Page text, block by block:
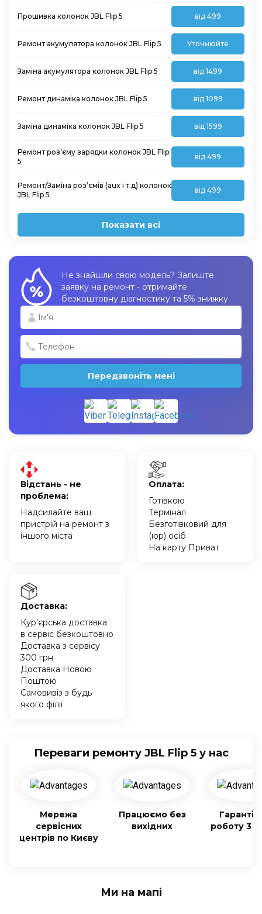
Прошивка колонок JBL Flip 5 від 499
Ремонт акумулятора колонок JBL Flip 5 Уточнюйте
Заміна акумулятора колонок JBL Flip 5 від 1499
Ремонт динаміка колонок JBL Flip 5 від 1099
Заміна динаміка колонок JBL Flip 5 від 1599
Ремонт роз’єму зарядки колонок JBL Flip
5
від 499
Ремонт/Заміна роз’ємів (aux і т.д) колонок
JBL Flip 5
від 499
Показати всі
Не знайшли свою модель? Залиште
заявку на ремонт - отримайте
безкоштовну діагностику та 5% знижку
Передзвоніть мені
Відстань - не
проблема:
Надсилайте ваш
пристрій на ремонт з
іншого міста
Оплата:
Готівкою
Термінал
Безготівковий для
(юр) осіб
На карту Приват
Доставка:
Кур'єрська доставка
в сервіс безкоштовно
Доставка з сервісу
300 грн
Доставка Новою
Поштою
Самовивіз з будь-
якого філії
Переваги ремонту JBL Flip 5 у нас
Мережа
сервісних
центрів по Києву
Працюємо без
вихідних
Гарантія
роботу 3
Ми на мапі